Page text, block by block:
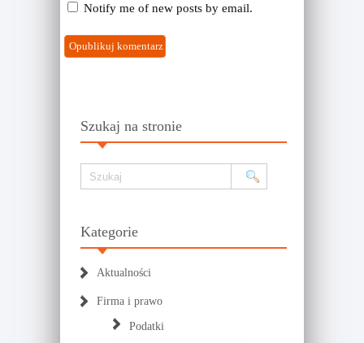
Notify me of new posts by email.
Szukaj na stronie
Kategorie
Aktualności
Firma i prawo
Podatki